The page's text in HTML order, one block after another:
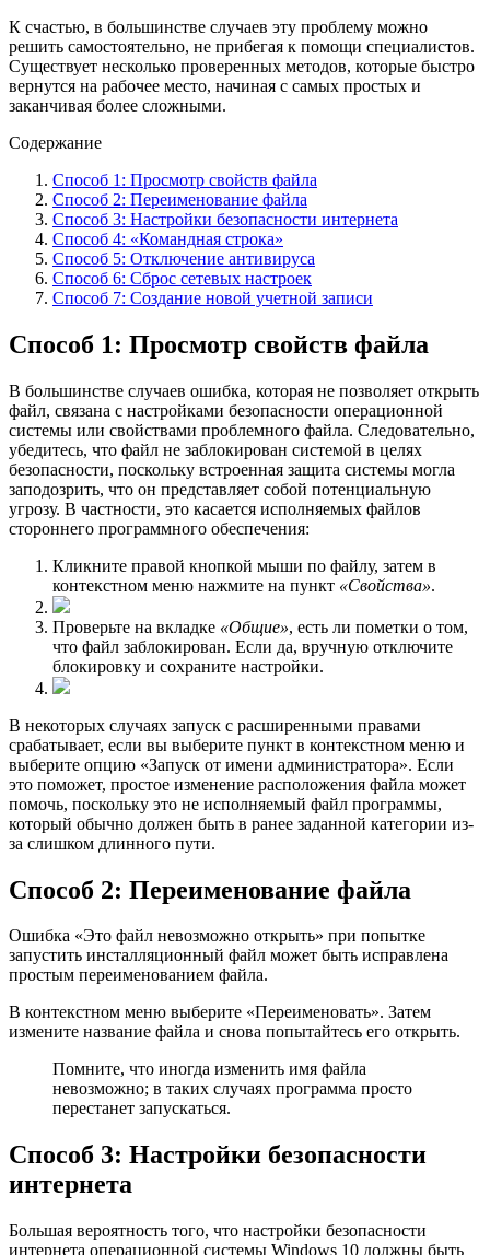
К счастью, в большинстве случаев эту проблему можно
решить самостоятельно, не прибегая к помощи специалистов.
Существует несколько проверенных методов, которые быстро
вернутся на рабочее место, начиная с самых простых и
заканчивая более сложными.
Содержание
Способ 1: Просмотр свойств файла
Способ 2: Переименование файла
Способ 3: Настройки безопасности интернета
Способ 4: «Командная строка»
Способ 5: Отключение антивируса
Способ 6: Сброс сетевых настроек
Способ 7: Создание новой учетной записи
Способ 1: Просмотр свойств файла
В большинстве случаев ошибка, которая не позволяет открыть
файл, связана с настройками безопасности операционной
системы или свойствами проблемного файла. Следовательно,
убедитесь, что файл не заблокирован системой в целях
безопасности, поскольку встроенная защита системы могла
заподозрить, что он представляет собой потенциальную
угрозу. В частности, это касается исполняемых файлов
стороннего программного обеспечения:
Кликните правой кнопкой мыши по файлу, затем в
контекстном меню нажмите на пункт «Свойства».
Проверьте на вкладке «Общие», есть ли пометки о том,
что файл заблокирован. Если да, вручную отключите
блокировку и сохраните настройки.
В некоторых случаях запуск с расширенными правами
срабатывает, если вы выберите пункт в контекстном меню и
выберите опцию «Запуск от имени администратора». Если
это поможет, простое изменение расположения файла может
помочь, поскольку это не исполняемый файл программы,
который обычно должен быть в ранее заданной категории из-
за слишком длинного пути.
Способ 2: Переименование файла
Ошибка «Это файл невозможно открыть» при попытке
запустить инсталляционный файл может быть исправлена
простым переименованием файла.
В контекстном меню выберите «Переименовать». Затем
измените название файла и снова попытайтесь его открыть.
Помните, что иногда изменить имя файла
невозможно; в таких случаях программа просто
перестанет запускаться.
Способ 3: Настройки безопасности
интернета
Большая вероятность того, что настройки безопасности
интернета операционной системы Windows 10 должны быть